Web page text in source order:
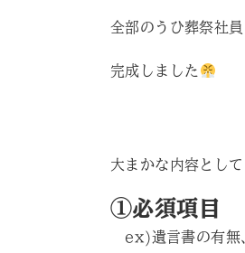
全部のうひ葬祭社
完成しました
大まかな内容とし
①必須項目
ex)遺言書の有無